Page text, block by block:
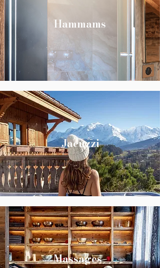
Hammams
Jacuzzi
Massages